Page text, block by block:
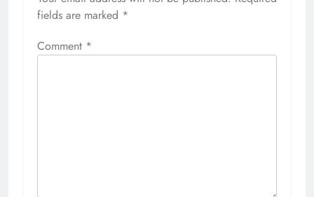
fields are marked *
Comment *